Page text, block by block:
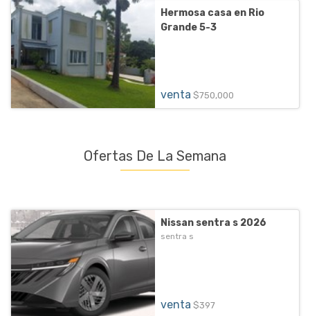
Hermosa casa en Rio
Grande 5-3
venta $750,000
Ofertas De La Semana
Nissan sentra s 2026
sentra s
venta $397